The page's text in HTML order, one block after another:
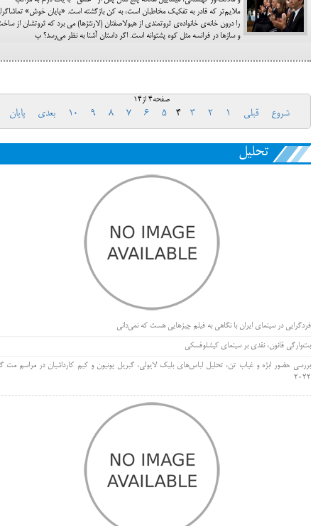
ملایم‌تر که قادر به تفکیک مخاطبان است، به کن بازگشته است. «پایان خوش»
را درون خانه‌ی خانواده‌ی ثروتمندی از هیولاصفتان (لارنتزها) می برد که ثروتشان از
و سازها در فرانسه مثل کوه پشتوانه است. اگر داستان آشنا به نظر می‌رسد؟ ب
صفحه4 از14
شروع قبلی 1
2
3
4
5
6
7
8
9
10 بعدی پایان
تحلیل
فردگرایی در سینمای ایران با نگاهی به فیلم چیزهایی هست که نمی‌دانی
بت‌وارگی قانون، نقدی بر سینمای کیشلوفسکی
بررسی حضور ابژه و غیاب تن، تحلیل لباس‌های بلیک لایولی، گبریل یونیون و کیم کارداشیان در مراسم مت
۲۰۲۲